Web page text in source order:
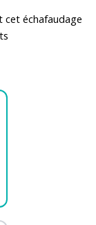
cet échafaudage